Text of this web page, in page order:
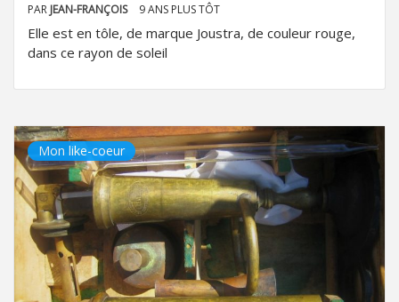
PAR JEAN-FRANÇOIS 9 ANS PLUS TÔT
Elle est en tôle, de marque Joustra, de couleur rouge,
dans ce rayon de soleil
Mon like-coeur